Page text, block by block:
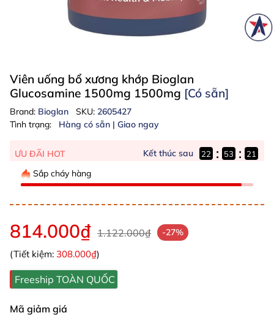
Viên uống bổ xương khớp Bioglan
Glucosamine 1500mg 1500mg [Có sẵn]
Brand: Bioglan SKU: 2605427
Tình trạng:
Hàng có sẵn | Giao ngay
ƯU ĐÃI HOT Kết thúc sau 22 : 53 : 21
Sắp cháy hàng
814.000₫ 1.122.000₫ -27%
(Tiết kiệm: 308.000₫)
Freeship TOÀN QUỐC
Mã giảm giá